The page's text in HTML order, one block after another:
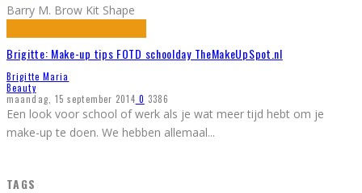
Barry M. Brow Kit Shape
Brigitte: Make-up tips FOTD schoolday TheMakeUpSpot.nl
Brigitte Maria
Beauty
maandag, 15 september 2014 0 3386
Een look voor school of werk als je wat meer tijd hebt om je
make-up te doen. We hebben allemaal...
TAGS